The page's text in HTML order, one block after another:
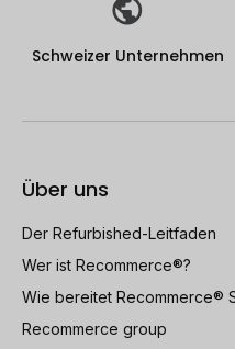
Schweizer Unternehmen
Über uns
Der Refurbished-Leitfaden
Wer ist Recommerce®?
Wie bereitet Recommerce®
Recommerce group